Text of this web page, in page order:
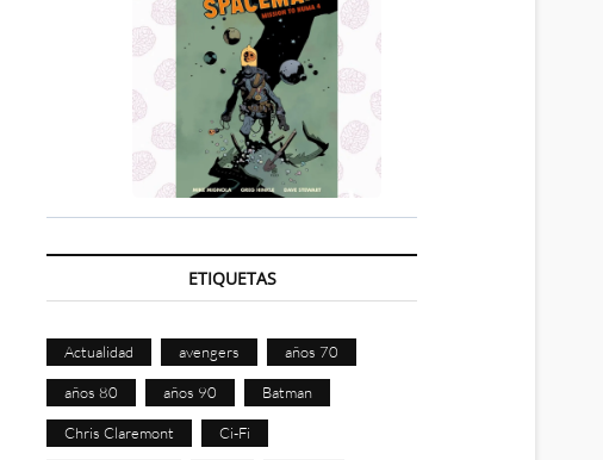
ETIQUETAS
Actualidad avengers años 70
años 80 años 90 Batman
Chris Claremont Ci-Fi